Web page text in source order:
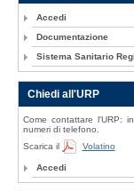
Accedi
Documentazione
Sistema Sanitario
Chiedi all'URP
Come contattare l'URP:
numeri di telefono.
Scarica il
Volatino
Accedi